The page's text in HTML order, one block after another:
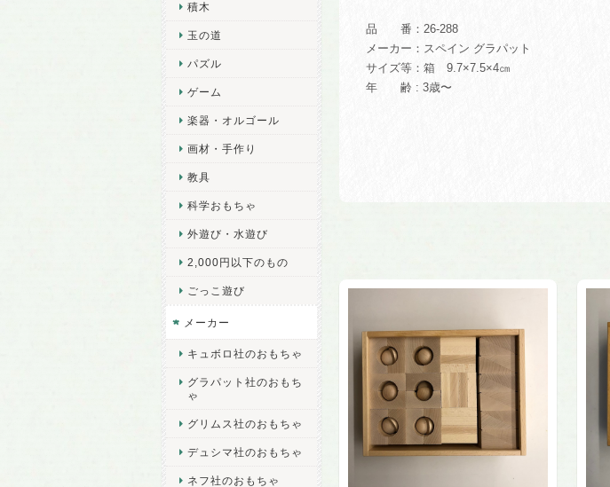
品 番：26-288
メーカー：スペイン グラパット
サイズ等：箱 9.7×7.5×4㎝
年 齢 : 3歳〜
積木
玉の道
パズル
ゲーム
楽器・オルゴール
画材・手作り
教具
科学おもちゃ
外遊び・水遊び
2,000円以下のもの
ごっこ遊び
メーカー
キュボロ社のおもちゃ
グラパット社のおもち
ゃ
グリムス社のおもちゃ
デュシマ社のおもちゃ
ネフ社のおもちゃ